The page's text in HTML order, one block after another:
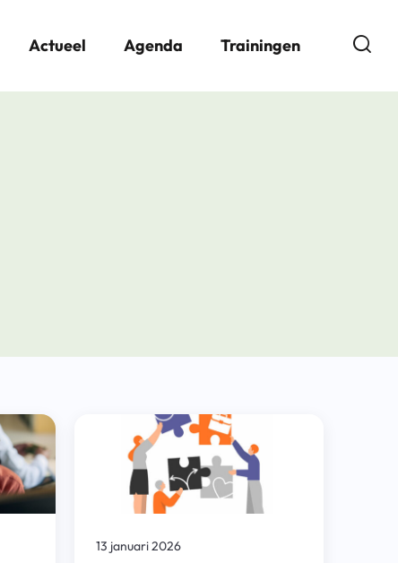
Actueel Agenda Trainingen
13 januari 2026